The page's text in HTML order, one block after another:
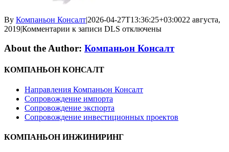
By Компаньон Консалт|2026-04-27T13:36:25+03:0022 августа,
2019|Комментарии к записи DLS отключены
About the Author: Компаньон Консалт
КОМПАНЬОН КОНСАЛТ
Направления Компаньон Консалт
Сопровождение импорта
Сопровождение экспорта
Сопровождение инвестиционных проектов
КОМПАНЬОН ИНЖИНИРИНГ